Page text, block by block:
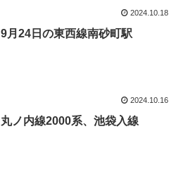
2024.10.18
9月24日の東西線南砂町駅
2024.10.16
丸ノ内線2000系、池袋入線